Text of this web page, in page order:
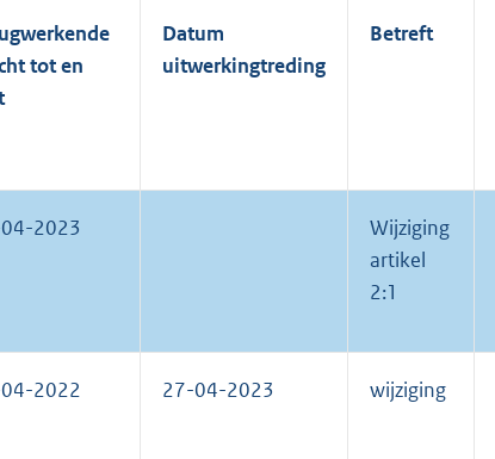
tot en
Datum
uitwerkingtreding
Betreft
2023
Wijziging
artikel
2:1
2022 27-04-2023 wijziging